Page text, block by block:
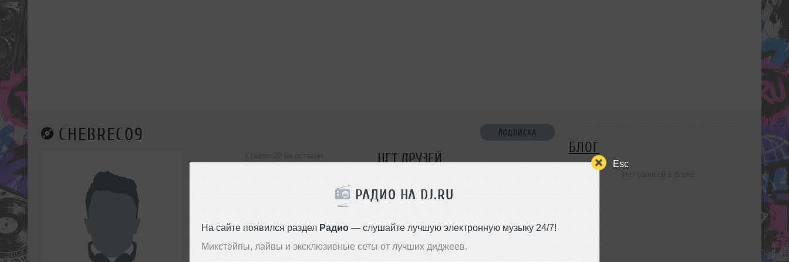
Esc
РАДИО НА DJ.RU
На сайте появился раздел Радио— слушайте лучшую электронную музыку 24/7!
Микстейпы, лайвы и эксклюзивные сеты от лучших диджеев.
CHEBREC09 ПОДПИСКА
НЕТ ДРУЗЕЙ
БЛОГ